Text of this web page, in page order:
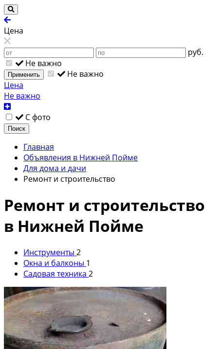
Цена
руб.
Не важно
Применить
Не важно
Цена
Не важно
С фото
Поиск
Главная
Объявления в Нижней Пойме
Для дома и дачи
Ремонт и строительство
Ремонт и строительство
в Нижней Пойме
Инструменты 2
Окна и балконы 1
Садовая техника 2